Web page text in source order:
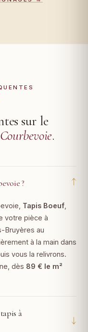
sur le
.
? ↓
Tapis Boeuf
votre pièce à
Bruyères au
à la main dans
vous la relivrons.
dès 89 € le m²
à
↓